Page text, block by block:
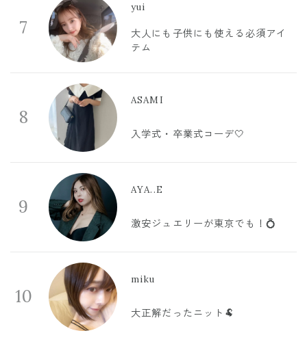
7
yui
大人にも子供にも使える必須アイ
テム
8
ASAMI
入学式・卒業式コーデ🤍
9
AYA..E
激安ジュエリーが東京でも！💍
10
miku
大正解だったニット🐏